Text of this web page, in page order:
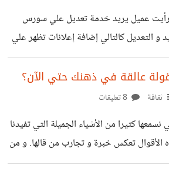
و حينها قررت اكون او لا اكون. غسلت
رأيت عميل يريد خدمة تعديل علي سورس
و التعديل كالتالي إضافة إعلانات تظهر علي
تظهر بعد كل دقيقه و لكن يجب اولا إضافة
و تم الموافقه علي للعمل علي هذا
السورس كود. لما فتحت السورس كود و
بالإضافة انه يحتاج الي جعله متوافق مع
مع نظام تشغيل
عالقة في ذهنك حتي الآن؟
ثقافة
نسمعها كثيرا من الأشياء الجميلة التي تفيدنا
الأقوال تعكس خبرة و تجارب من قالها. و من
اثرت فيا هي: " إن كنت انت سترحل عن هذه